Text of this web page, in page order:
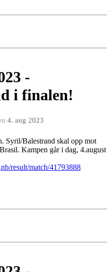
-
i finalen!
4. aug 2023
Syril/Balestrand skal opp mot
Kampen går i dag, 4.august
result/match/41793888